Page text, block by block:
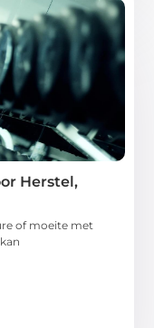
Herstel,
of moeite met